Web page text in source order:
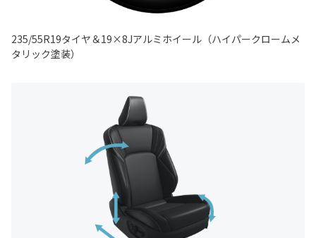
235/55R19タイヤ＆19×8Jアルミホイール（ハイパークロームメ
タリック塗装）